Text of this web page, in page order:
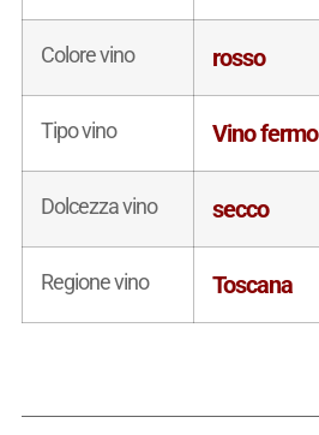
Colore vino rosso
Tipo vino Vino fermo
Dolcezza vino secco
Regione vino Toscana